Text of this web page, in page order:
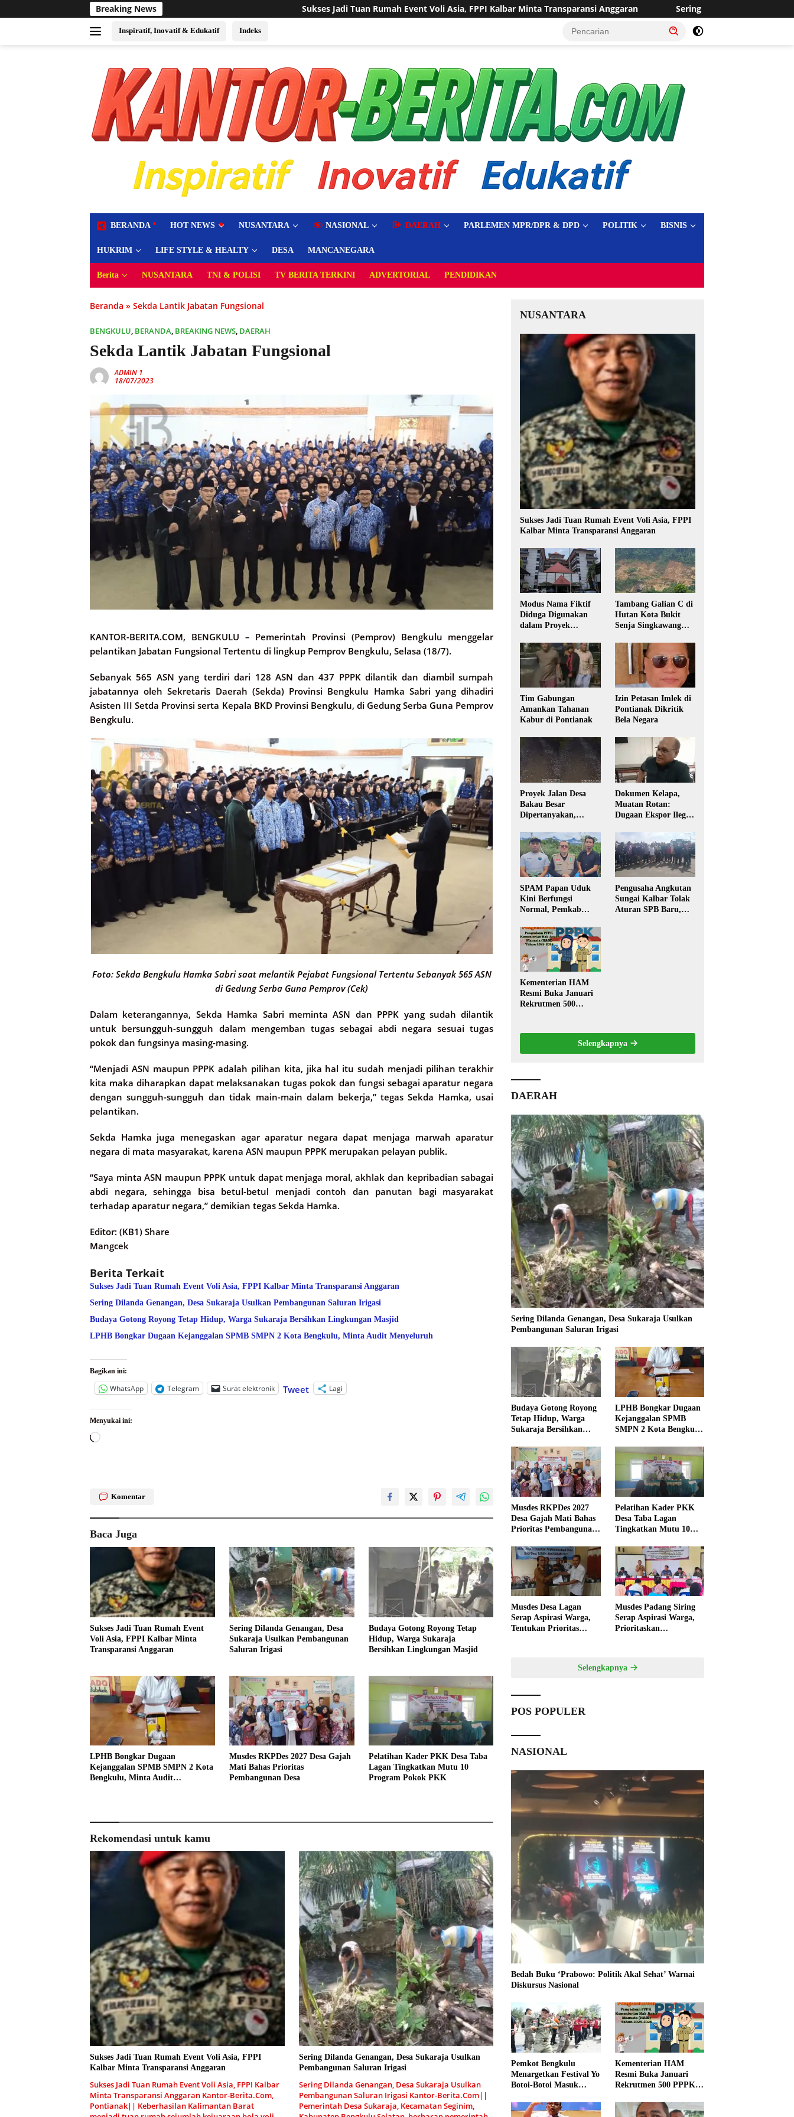
ke
Breaking News Sukses Jadi Tuan Rumah Event Voli Asia, FPPI Kalbar Minta Transparansi Anggaran Sering Dilanda Genangan, Desa Sukaraja Usulkan
Inspiratif, Inovatif & Edukatif Indeks
BERANDA HOT NEWS NUSANTARA NASIONAL DAERAH PARLEMEN MPR/DPR & DPD POLITIK BISNIS
HUKRIM LIFE STYLE & HEALTY DESA MANCANEGARA
Berita NUSANTARA TNI & POLISI TV BERITA TERKINI ADVERTORIAL PENDIDIKAN
Beranda » Sekda Lantik Jabatan Fungsional
BENGKULU, BERANDA, BREAKING NEWS, DAERAH
Sekda Lantik Jabatan Fungsional
ADMIN 1
18/07/2023
KANTOR-BERITA.COM, BENGKULU – Pemerintah Provinsi (Pemprov) Bengkulu menggelar
pelantikan Jabatan Fungsional Tertentu di lingkup Pemprov Bengkulu, Selasa (18/7).
Sebanyak 565 ASN yang terdiri dari 128 ASN dan 437 PPPK dilantik dan diambil sumpah
jabatannya oleh Sekretaris Daerah (Sekda) Provinsi Bengkulu Hamka Sabri yang dihadiri
Asisten III Setda Provinsi serta Kepala BKD Provinsi Bengkulu, di Gedung Serba Guna Pemprov
Bengkulu.
Foto: Sekda Bengkulu Hamka Sabri saat melantik Pejabat Fungsional Tertentu Sebanyak 565 ASN
di Gedung Serba Guna Pemprov (Cek)
Dalam keterangannya, Sekda Hamka Sabri meminta ASN dan PPPK yang sudah dilantik
untuk bersungguh-sungguh dalam mengemban tugas sebagai abdi negara sesuai tugas
pokok dan fungsinya masing-masing.
“Menjadi ASN maupun PPPK adalah pilihan kita, jika hal itu sudah menjadi pilihan terakhir
kita maka diharapkan dapat melaksanakan tugas pokok dan fungsi sebagai aparatur negara
dengan sungguh-sungguh dan tidak main-main dalam bekerja,” tegas Sekda Hamka, usai
pelantikan.
Sekda Hamka juga menegaskan agar aparatur negara dapat menjaga marwah aparatur
negara di mata masyarakat, karena ASN maupun PPPK merupakan pelayan publik.
“Saya minta ASN maupun PPPK untuk dapat menjaga moral, akhlak dan kepribadian sabagai
abdi negara, sehingga bisa betul-betul menjadi contoh dan panutan bagi masyarakat
terhadap aparatur negara,” demikian tegas Sekda Hamka.
Editor: (KB1) Share
Mangcek
Berita Terkait
Sukses Jadi Tuan Rumah Event Voli Asia, FPPI Kalbar Minta Transparansi Anggaran
Sering Dilanda Genangan, Desa Sukaraja Usulkan Pembangunan Saluran Irigasi
Budaya Gotong Royong Tetap Hidup, Warga Sukaraja Bersihkan Lingkungan Masjid
LPHB Bongkar Dugaan Kejanggalan SPMB SMPN 2 Kota Bengkulu, Minta Audit Menyeluruh
Bagikan ini:
WhatsApp Telegram Surat elektronik Tweet Lagi
Menyukai ini:
Memuat...
Komentar
Baca Juga
Sukses Jadi Tuan Rumah Event
Voli Asia, FPPI Kalbar Minta
Transparansi Anggaran
Sering Dilanda Genangan, Desa
Sukaraja Usulkan Pembangunan
Saluran Irigasi
Budaya Gotong Royong Tetap
Hidup, Warga Sukaraja
Bersihkan Lingkungan Masjid
LPHB Bongkar Dugaan
Kejanggalan SPMB SMPN 2 Kota
Bengkulu, Minta Audit
Musdes RKPDes 2027 Desa Gajah
Mati Bahas Prioritas
Pembangunan Desa
Pelatihan Kader PKK Desa Taba
Lagan Tingkatkan Mutu 10
Program Pokok PKK
Rekomendasi untuk kamu
Sukses Jadi Tuan Rumah Event Voli Asia, FPPI
Kalbar Minta Transparansi Anggaran
Sukses Jadi Tuan Rumah Event Voli Asia, FPPI Kalbar
Minta Transparansi Anggaran Kantor-Berita.Com,
Pontianak|| Keberhasilan Kalimantan Barat
Sering Dilanda Genangan, Desa Sukaraja Usulkan
Pembangunan Saluran Irigasi
Sering Dilanda Genangan, Desa Sukaraja Usulkan
Pembangunan Saluran Irigasi Kantor-Berita.Com||
Pemerintah Desa Sukaraja, Kecamatan Seginim,
NUSANTARA
Sukses Jadi Tuan Rumah Event Voli Asia, FPPI
Kalbar Minta Transparansi Anggaran
Modus Nama Fiktif
Diduga Digunakan
dalam Proyek
Tambang Galian C di
Hutan Kota Bukit
Senja Singkawang
Tim Gabungan
Amankan Tahanan
Kabur di Pontianak
Izin Petasan Imlek di
Pontianak Dikritik
Bela Negara
Proyek Jalan Desa
Bakau Besar
Dipertanyakan,
dan Transparansi
Pelaksanaan
Pembangunan
Dokumen Kelapa,
Muatan Rotan:
Dugaan Ekspor Ilegal
Publik Kalbar
SPAM Papan Uduk
Kini Berfungsi
Normal, Pemkab
Distribusi Air Bersih
Lancar ke Rumah
Warga
Pengusaha Angkutan
Sungai Kalbar Tolak
Aturan SPB Baru,
Kementerian HAM
Resmi Buka Januari
Rekrutmen 500
Selengkapnya
DAERAH
Sering Dilanda Genangan, Desa Sukaraja Usulkan
Pembangunan Saluran Irigasi
Budaya Gotong Royong
Tetap Hidup, Warga
Sukaraja Bersihkan
LPHB Bongkar Dugaan
Kejanggalan SPMB
SMPN 2 Kota Bengkulu,
Menyeluruh
Musdes RKPDes 2027
Desa Gajah Mati Bahas
Prioritas Pembangunan
Pelatihan Kader PKK
Desa Taba Lagan
Tingkatkan Mutu 10
Musdes Desa Lagan
Serap Aspirasi Warga,
Tentukan Prioritas
Musdes Padang Siring
Serap Aspirasi Warga,
Prioritaskan
Selengkapnya
POS POPULER
NASIONAL
Bedah Buku ‘Prabowo: Politik Akal Sehat’ Warnai
Diskursus Nasional
Pemkot Bengkulu
Menargetkan Festival Yo
Botoi-Botoi Masuk
Nasional
Kementerian HAM
Resmi Buka Januari
Rekrutmen 500 PPPK,